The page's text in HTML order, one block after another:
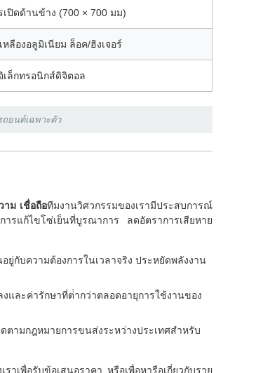
เปิดด้านข้าง (700 × 700 มม)
หลืองอลูมิเนียม ล็อค/ฮิงเจอร์
เล็กทรอนิกส์ดิจิตอล
ยนต์เฉพาะตัว
ม เชื่อถือทีมงานวิศวกรรมของเรามีประสบการณ์
รแก้ไขโซ่เย็นที่บูรณาการ ลดอัตราการเสียหาย
ยู่กับความต้องการในเวลาจริง ประหยัดพลังงาน
ละค่ารักษาที่ต่ํากว่าตลอดอายุการใช้งานของ
ามกฎหมายการขนส่งระหว่างประเทศสําหรับ
าเพื่อรับข้อเสนอราคา หรือเพื่อหารือเกี่ยวกับราย